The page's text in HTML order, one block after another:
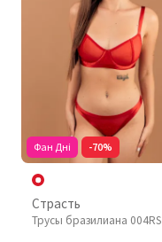
Фан Дні -70%
Страсть
Трусы бразилиана 004RS